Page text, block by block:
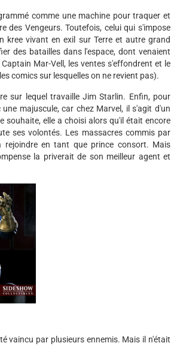
comme une machine pour traquer et
des Vengeurs. Toutefois, celui qui s'impose
kree vivant en exil sur Terre et autre grand
des batailles dans l'espace, dont venaient
Mar-Vell, les ventes s'effondrent et le
comics sur lesquelles on ne revient pas).
sur lequel travaille Jim Starlin. Enfin, pour
majuscule, car chez Marvel, il s'agit d'un
souhaite, elle a choisi alors qu'il était encore
ses volontés. Les massacres commis par
en tant que prince consort. Mais
la priverait de son meilleur agent et
vaincu par plusieurs ennemis. Mais il n'était